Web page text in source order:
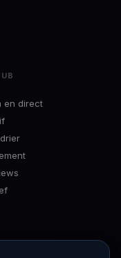
en direct